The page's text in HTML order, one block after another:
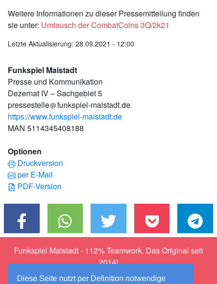
Diese Seite nutzt per Definition notwendige
Weitere Informationen zu dieser Pressemitteilung finden
sie unter: Umtausch der CombatCoins 3Q/2k21
Letzte Aktualisierung: 28.09.2021 - 12:00
Funkspiel Maistadt
Presse und Kommunikation
Dezernat IV – Sachgebiet 5
pressestelle
funkspiel-maistadt.de
https://www.funkspiel-maistadt.de
MAN 5114345408188
Optionen
Druckversion
per E-Mail
PDF-Version
Funkspiel Maistadt - 112% Teamwork. Das Original seit
2014!
Facebook · Instagram· Twitter YouTube